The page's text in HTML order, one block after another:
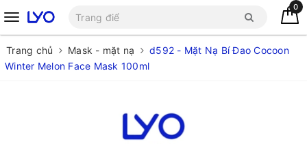
0
Trang chủ Mask - mặt nạ
d592 - Mặt Nạ Bí Đao Cocoon
Winter Melon Face Mask 100ml